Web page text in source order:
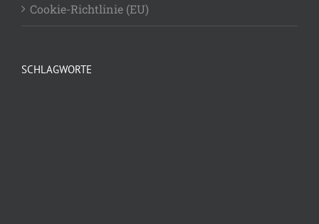
Cookie-Richtlinie (EU)
SCHLAGWORTE